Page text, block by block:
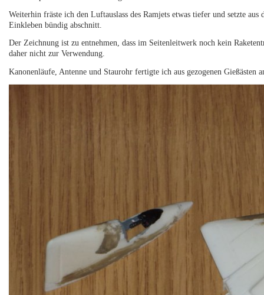
Weiterhin fräste ich den Luftauslass des Ramjets etwas tiefer und setzte
Einkleben bündig abschnitt.
Der Zeichnung ist zu entnehmen, dass im Seitenleitwerk noch kein
daher nicht zur Verwendung.
Kanonenläufe, Antenne und Staurohr fertigte ich aus gezogenen Gießästen